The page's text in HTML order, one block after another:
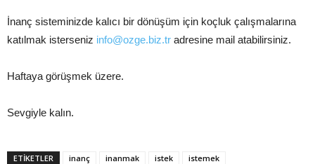
İnanç sisteminizde kalıcı bir dönüşüm için koçluk çalışmalarına
katılmak isterseniz info@ozge.biz.tr adresine mail atabilirsiniz.
Haftaya görüşmek üzere.
Sevgiyle kalın.
ETİKETLER inanç inanmak istek istemek